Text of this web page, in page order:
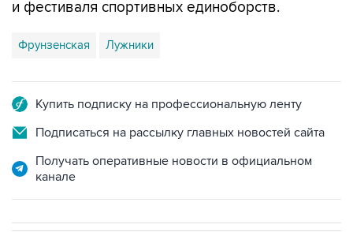
и фестиваля спортивных единоборств.
Фрунзенская Лужники
Купить подписку на профессиональную ленту
Подписаться на рассылку главных новостей сайта
Получать оперативные новости в официальном
канале